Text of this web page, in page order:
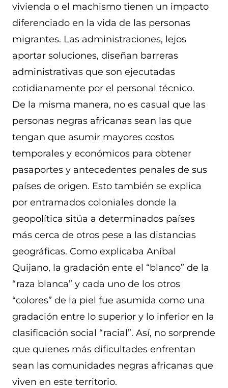
vivienda o el machismo tienen un impacto
diferenciado en la vida de las personas
migrantes. Las administraciones, lejos
aportar soluciones, diseñan barreras
administrativas que son ejecutadas
cotidianamente por el personal técnico.
De la misma manera, no es casual que las
personas negras africanas sean las que
tengan que asumir mayores costos
temporales y económicos para obtener
pasaportes y antecedentes penales de sus
países de origen. Esto también se explica
por entramados coloniales donde la
geopolítica sitúa a determinados países
más cerca de otros pese a las distancias
geográficas. Como explicaba Aníbal
Quijano, la gradación ente el “blanco” de la
“raza blanca” y cada uno de los otros
“colores” de la piel fue asumida como una
gradación entre lo superior y lo inferior en la
clasificación social “racial”. Así, no sorprende
que quienes más dificultades enfrentan
sean las comunidades negras africanas que
viven en este territorio.